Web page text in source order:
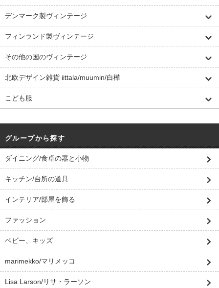
デンマーク製ヴィンテージ
フィンランド製ヴィンテージ
その他の国のヴィンテージ
北欧デザイン雑貨 iittala/muumin/白樺
こども服
グループから探す
ダイニング/食卓の器と小物
キッチン/台所の道具
インテリア/部屋を飾る
ファッション
ベビー、キッズ
marimekko/マリメッコ
Lisa Larson/リサ・ラーソン